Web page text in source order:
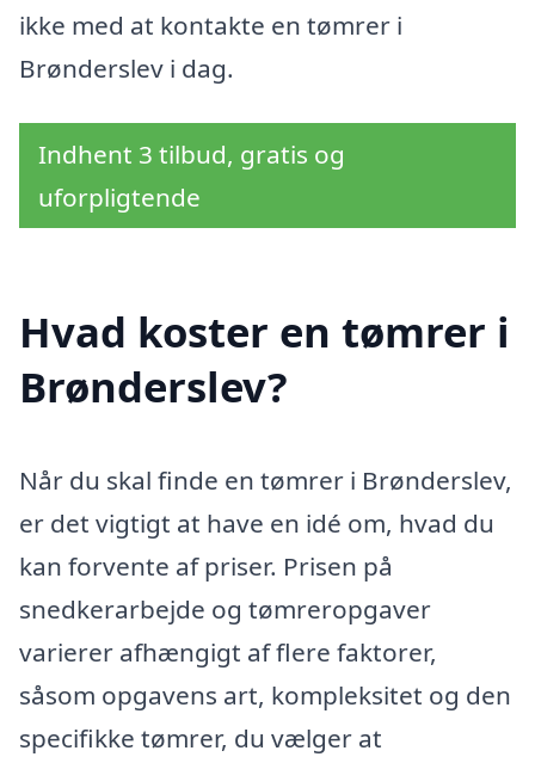
ikke med at kontakte en tømrer i
Brønderslev i dag.
Indhent 3 tilbud, gratis og
uforpligtende
Hvad koster en tømrer i
Brønderslev?
Når du skal finde en tømrer i Brønderslev,
er det vigtigt at have en idé om, hvad du
kan forvente af priser. Prisen på
snedkerarbejde og tømreropgaver
varierer afhængigt af flere faktorer,
såsom opgavens art, kompleksitet og den
specifikke tømrer, du vælger at